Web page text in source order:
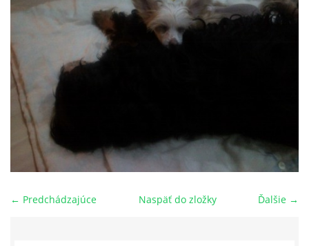
VÝSTAVY
FOTOALBUM
NAŠI PSI
ODKAZY
← Predchádzajúce Ďalšie →
Naspäť do zložky